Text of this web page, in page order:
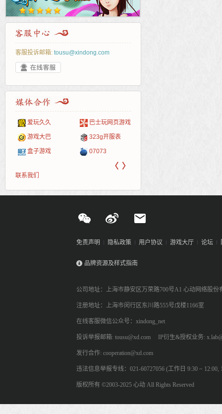
客服投诉邮箱: tousu@xindong.com
爱玩久久 巴士玩网页游戏
游戏大巴 323g开服表
盒子游戏 07073
〈 〉
联系我们
免责声明 隐私政策 用户协议 游戏大厅 论坛
品牌资源及样式指南
公司地址：上海市静安区万荣路700号A1 心动网络股份
注册地址：上海市闵行区东川路555号戊楼1166室
在线客服微信公众号：xindong_net
投诉举报邮箱: tousu@xd.com IP衍生&授权业务:
发行合作: cooperation@xd.com
违法信息举报专线：021-60727056 (工作日 9:30 ~ 12:00,
版权所有 ©2003-2025 心动 All Rights Reserved